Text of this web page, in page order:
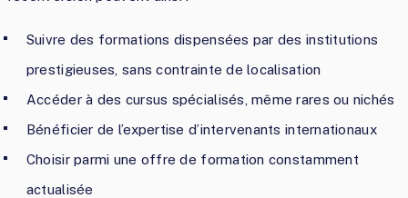
Suivre des formations dispensées par des institutions
prestigieuses, sans contrainte de localisation
Accéder à des cursus spécialisés, même rares ou nichés
Bénéficier de l’expertise d’intervenants internationaux
Choisir parmi une offre de formation constamment
actualisée